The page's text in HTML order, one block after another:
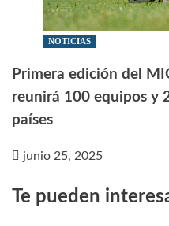
NOTICIAS
Primera edición del
reunirá 100 equipos y
países
junio 25, 2025
Te pueden